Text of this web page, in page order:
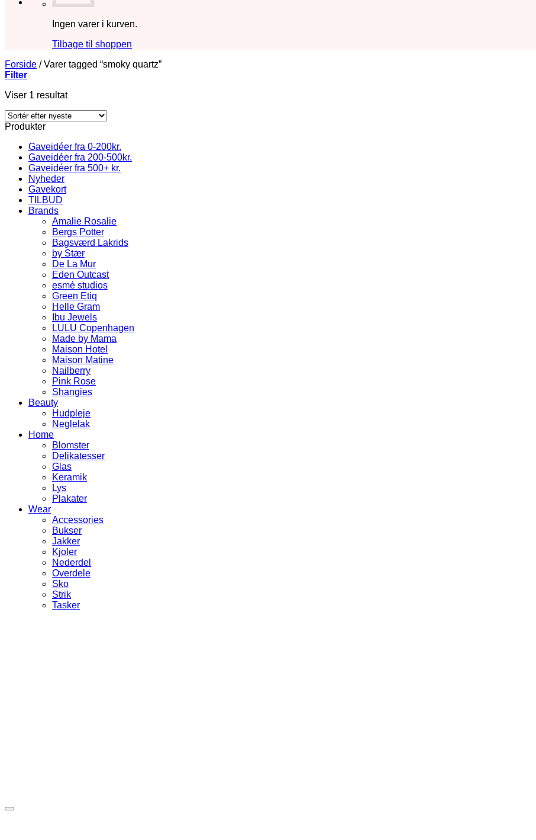
Ingen varer i kurven.
Tilbage til shoppen
Forside /Varer tagged “smoky quartz”
Filter
Viser 1 resultat
Produkter
Gaveidéer fra 0-200kr.
Gaveidéer fra 200-500kr.
Gaveidéer fra 500+ kr.
Nyheder
Gavekort
TILBUD
Brands
Amalie Rosalie
Bergs Potter
Bagsværd Lakrids
by Stær
De La Mur
Eden Outcast
esmé studios
Green Etiq
Helle Gram
Ibu Jewels
LULU Copenhagen
Made by Mama
Maison Hotel
Maison Matine
Nailberry
Pink Rose
Shangies
Beauty
Hudpleje
Neglelak
Home
Blomster
Delikatesser
Glas
Keramik
Lys
Plakater
Wear
Accessories
Bukser
Jakker
Kjoler
Nederdel
Overdele
Sko
Strik
Tasker